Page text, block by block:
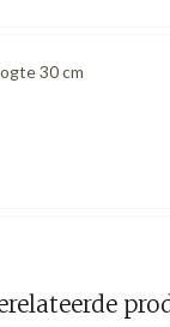
30 cm